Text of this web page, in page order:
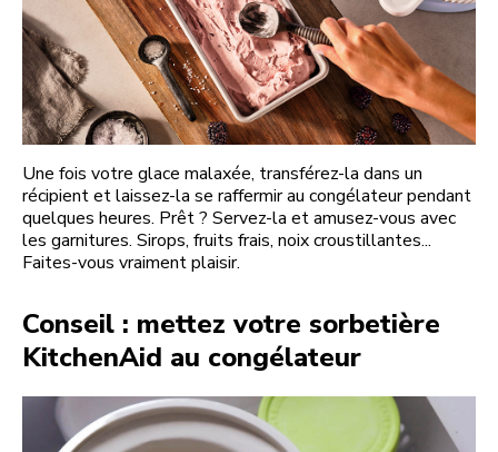
Une fois votre glace malaxée, transférez-la dans un
récipient et laissez-la se raffermir au congélateur pendant
quelques heures. Prêt ? Servez-la et amusez-vous avec
les garnitures. Sirops, fruits frais, noix croustillantes...
Faites-vous vraiment plaisir.
Conseil : mettez votre sorbetière
KitchenAid au congélateur